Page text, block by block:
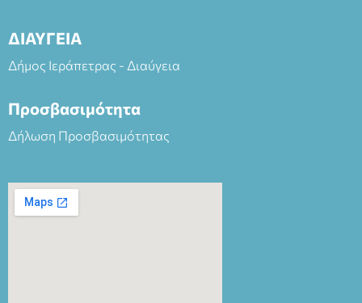
ΔΙΑΥΓΕΙΑ
Δήμος Ιεράπετρας - Διαύγεια
Προσβασιμότητα
Δήλωση Προσβασιμότητας